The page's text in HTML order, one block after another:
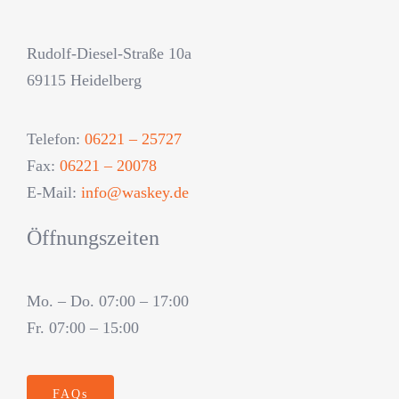
Rudolf-Diesel-Straße 10a
69115 Heidelberg
Telefon: 06221 – 25727
Fax: 06221 – 20078
E-Mail: info@waskey.de
Öffnungszeiten
Mo. – Do. 07:00 – 17:00
Fr. 07:00 – 15:00
FAQs